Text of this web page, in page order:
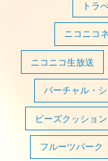
トラ
ニコニコ
ニコニコ生放送
バーチャル・
ビーズクッション
フルーツパーク